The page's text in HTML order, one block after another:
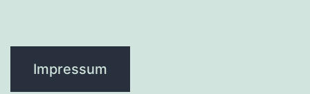
Impressum